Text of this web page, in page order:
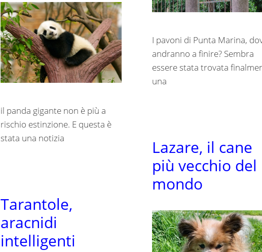
I pavoni di Punta Marina,
andranno a finire? Sembra
essere stata trovata
una
il panda gigante non è più a
rischio estinzione. E questa è
stata una notizia
Lazare, il cane
più vecchio del
mondo
Tarantole,
aracnidi
intelligenti